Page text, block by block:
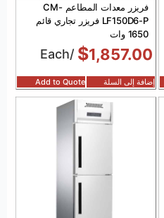
فريزر معدات المطاعم CM-
LF150D6-P فريزر تجاري قائم
1650 وات
$1,857.00
/Each
إضافة إلى السلة Add to Quote